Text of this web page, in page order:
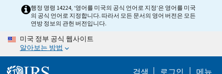
content
Home행정 명령 14224, ‘영어를 미국의 공식 언어로 지정’은 영어를 미국
의 공식 언어로 지정합니다. 따라서 모든 문서의 영어 버전은 모든
연방 정보의 관헌 버전입니다.
미국 정부 공식 웹사이트
알아보는 방법
검색 로그인 메뉴